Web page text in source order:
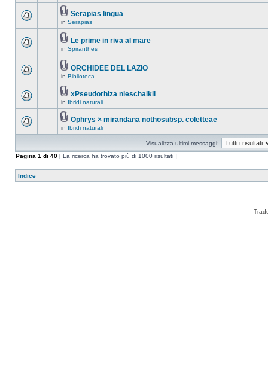
Serapias lingua
in Serapias
Le prime in riva al mare
in Spiranthes
ORCHIDEE DEL LAZIO
in Biblioteca
xPseudorhiza nieschalkii
in Ibridi naturali
Ophrys × mirandana nothosubsp. coletteae
in Ibridi naturali
Visualizza ultimi messaggi:
Pagina 1 di 40 [ La ricerca ha trovato più di 1000 risultati ]
Indice